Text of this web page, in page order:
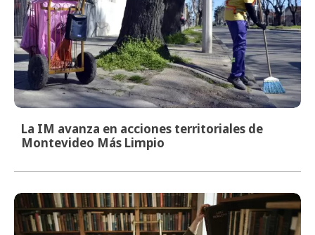
La IM avanza en acciones territoriales de
Montevideo Más Limpio